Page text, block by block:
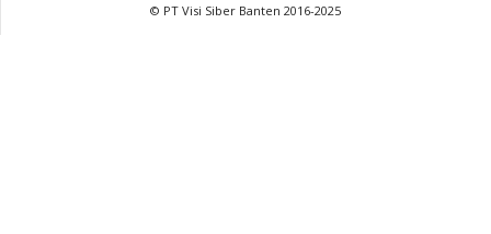
© PT Visi Siber Banten 2016-2025